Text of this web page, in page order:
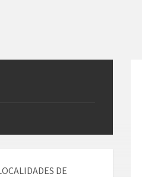
DE